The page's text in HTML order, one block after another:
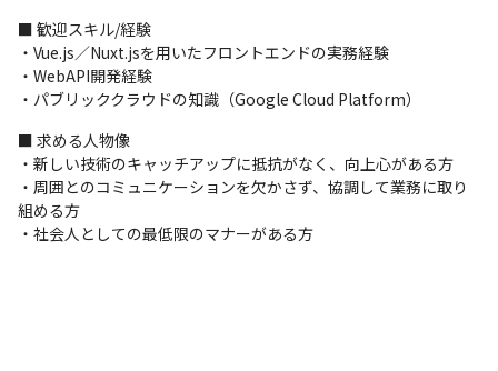
■ 歓迎スキル/経験
・Vue.js／Nuxt.jsを用いたフロントエンドの実務経験
・WebAPI開発経験
・パブリッククラウドの知識（Google Cloud Platform）
■ 求める人物像
・新しい技術のキャッチアップに抵抗がなく、向上心がある方
・周囲とのコミュニケーションを欠かさず、協調して業務に取り
組める方
・社会人としての最低限のマナーがある方